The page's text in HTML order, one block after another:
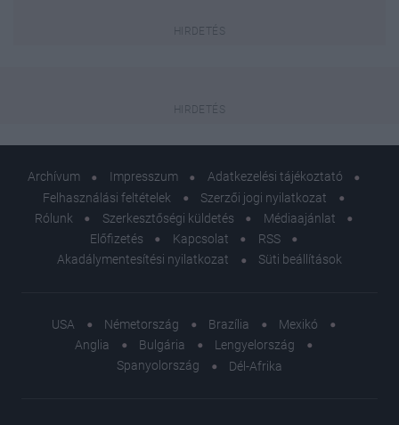
Archívum Impresszum
Adatkezelési tájékoztató
Felhasználási feltételek
Szerzői jogi nyilatkozat
Rólunk
Szerkesztőségi küldetés
Médiaajánlat
Előfizetés
Kapcsolat
RSS
Akadálymentesítési nyilatkozat
Süti beállítások
USA Németország Brazília
Mexikó
Anglia
Bulgária
Lengyelország
Spanyolország
Dél-Afrika